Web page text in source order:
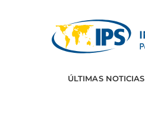
ÚLTIMAS NOTICIAS